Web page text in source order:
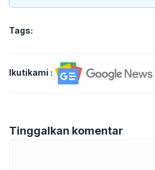
Tags:
Ikutikami :
Tinggalkan komentar